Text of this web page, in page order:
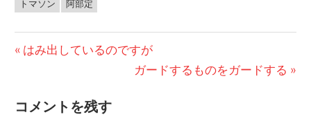
トマソン 阿部定
ナ
前
稿:
はみ出しているのですが
次
ガードするものをガードする
コメントを残す